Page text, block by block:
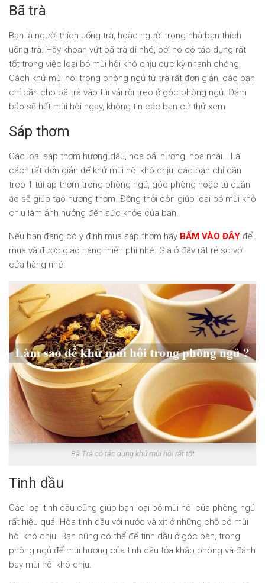
Bã trà
Bạn là người thích uống trà, hoặc người trong nhà bạn thích
uống trà. Hãy khoan vứt bã trà đi nhé, bởi nó có tác dụng rất
tốt trong việc loại bỏ mùi hôi khó chịu cực kỳ nhanh chóng.
Cách khử mùi hôi trong phòng ngủ từ trà rất đơn giản, các bạn
chỉ cần cho bã trà vào túi vải rồi treo ở góc phòng ngủ. Đảm
bảo sẽ hết mùi hôi ngay, không tin các bạn cứ thử xem
Sáp thơm
Các loại sáp thơm hương dâu, hoa oải hương, hoa nhài… Là
cách rất đơn giản để khử mùi hôi khó chịu, các bạn chỉ cần
treo 1 túi áp thơm trong phòng ngủ, góc phòng hoặc tủ quần
áo sẽ giúp tạo hương thơm. Đồng thời còn giúp loại bỏ mùi khó
chịu làm ảnh hưởng đến sức khỏe của bạn.
Nếu bạn đang có ý định mua sáp thơm hãy BẤM VÀO ĐÂY để
mua và được giao hàng miễn phí nhé. Giá ở đây rất rẻ so với
cửa hàng nhé.
Bã Trà có tác dụng khử mùi hôi rất tốt
Tinh dầu
Các loại tinh dầu cũng giúp bạn loại bỏ mùi hôi của phòng ngủ
rất hiệu quả. Hòa tinh dầu với nước và xịt ở những chỗ có mùi
hôi khó chịu. Bạn cũng có thể để tinh dầu ở góc bàn, trong
phòng ngủ để mùi hương của tinh dầu tỏa khắp phòng và đánh
bay mùi hôi khó chịu.